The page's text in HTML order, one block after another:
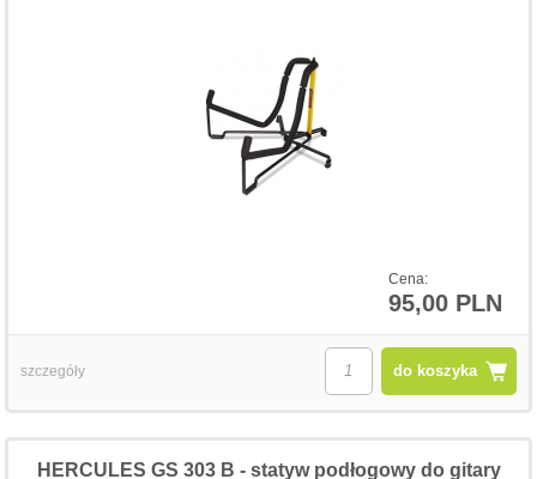
Cena:
95,00 PLN
do koszyka
szczegóły
HERCULES GS 303 B - statyw podłogowy do gitary